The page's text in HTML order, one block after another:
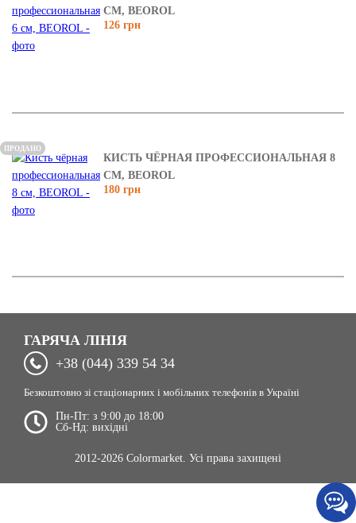
СМ, BEOROL
126 грн
КИСТЬ ЧЁРНАЯ ПРОФЕССИОНАЛЬНАЯ 8
СМ, BEOROL
180 грн
ПРОДАНО
ГАРЯЧА ЛІНІЯ
+38 (044) 339 54 34
Безкоштовно зі стаціонарних і мобільних телефонів в Україні
Пн-Пт: з 9:00 до 18:00
Сб-Нд: вихідні
2012-2026 Colormarket. Усі права захищені